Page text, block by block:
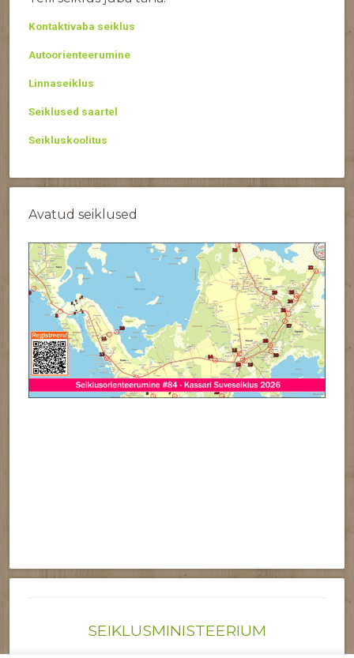
Kontaktivaba seiklus
Autoorienteerumine
Linnaseiklus
Seiklused saartel
Seikluskoolitus
Avatud seiklused
SEIKLUSMINISTEERIUM